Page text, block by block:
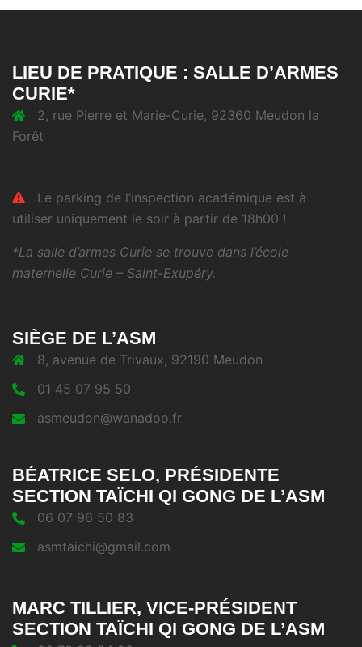
LIEU DE PRATIQUE : SALLE D’ARMES
CURIE*
2, rue Pierre et Marie-Curie, 92360 Meudon la
Forêt
Le parking de l’inspection académique est à
utiliser uniquement le soir à partir de 18h00 !
*La salle d’armes Curie se trouve dans l’école
maternelle Curie – Saint-Exupéry.
SIÈGE DE L’ASM
8, avenue de Trivaux, 92190 Meudon
01 45 07 95 50
asmeudon@wanadoo.fr
BÉATRICE SELO, PRÉSIDENTE
SECTION TAÏCHI QI GONG DE L’ASM
06 07 96 50 83
asmtaichi@gmail.com
MARC TILLIER, VICE-PRÉSIDENT
SECTION TAÏCHI QI GONG DE L’ASM